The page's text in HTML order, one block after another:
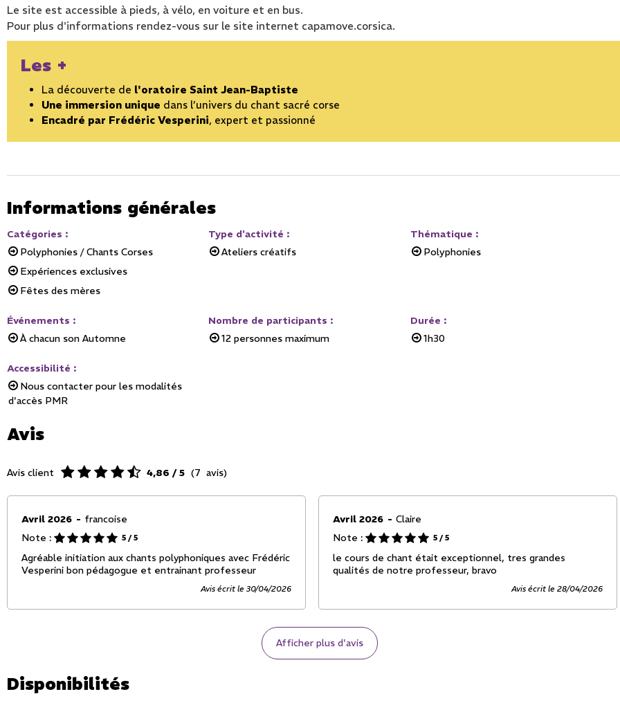
Le site est accessible à pieds, à vélo, en voiture et en bus.
Pour plus d'informations rendez-vous sur le site internet capamove.corsica.
Les +
La découverte de l'oratoire Saint Jean-Baptiste
Une immersion unique dans l’univers du chant sacré corse
Encadré par Frédéric Vesperini, expert et passionné
Informations générales
Catégories :
Polyphonies / Chants Corses
Expériences exclusives
Fêtes des mères
Type d'activité :
Ateliers créatifs
Thématique :
Polyphonies
Événements :
À chacun son Automne
Nombre de participants :
12 personnes maximum
Durée :
1h30
Accessibilité :
Nous contacter pour les modalités
d'accès PMR
Avis
Avis client 4,86 / 5 (7 avis)
Avril 2026
francoise
Note :
5 / 5
Agréable initiation aux chants polyphoniques avec Frédéric
Vesperini bon pédagogue et entrainant professeur
Avis écrit le 30/04/2026
Avril 2026
Claire
Note :
5 / 5
le cours de chant était exceptionnel, tres grandes
qualités de notre professeur, bravo
Avis écrit le 28/04/2026
Afficher plus d'avis
Disponibilités